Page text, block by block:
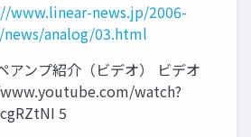
www.linear-news.jp/2006-
news/analog/03.html
アンプ紹介（ビデオ） ビデオ
watch?
5